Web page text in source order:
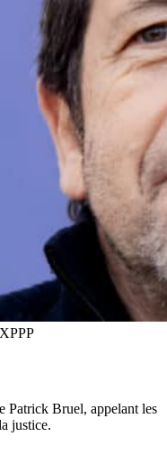
Patrick Bruel, appelant les
justice.